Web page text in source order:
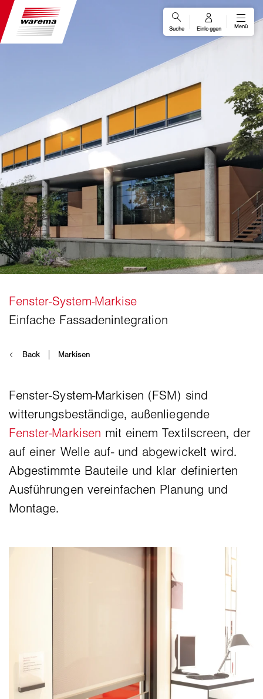
Fenster-System-Markisen (FSM) sind
witterungsbeständige, außenliegende
Fenster-Markisen mit einem Textilscreen, der
auf einer Welle auf- und abgewickelt wird.
Abgestimmte Bauteile und klar definierten
Ausführungen vereinfachen Planung und
Montage.